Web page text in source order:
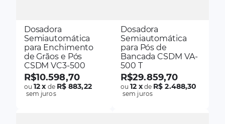
Dosadora
Semiautomática
para Enchimento
de Grãos e Pós
CSDM VC3-500
R$10.598,70
ou12x de R$ 883,22
sem juros
Dosadora
Semiautomática
para Pós de
Bancada CSDM VA-
500 T
R$29.859,70
ou12 xde R$ 2.488,30
sem juros